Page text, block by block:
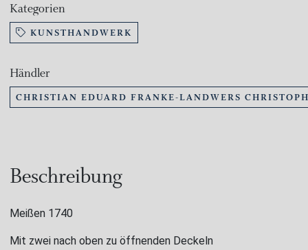
Kategorien
KUNSTHANDWERK
Händler
CHRISTIAN EDUARD FRANKE-LANDWERS
Beschreibung
Meißen 1740
Mit zwei nach oben zu öffnenden Deckeln